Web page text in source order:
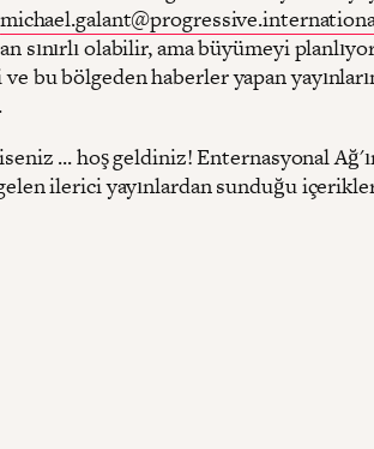
sınırlı olabilir, ama büyümeyi
bu bölgeden haberler yapan
... hoş geldiniz! Enternasyonal
ilerici yayınlardan sunduğu